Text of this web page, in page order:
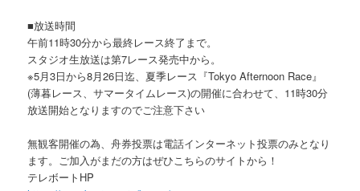
■放送時間
午前11時30分から最終レース終了まで。
スタジオ生放送は第7レース発売中から。
※5月3日から8月26日迄、夏季レース『Tokyo Afternoon Race』
(薄暮レース、サマータイムレース)の開催に合わせて、11時30分
放送開始となりますのでご注意下さい
無観客開催の為、舟券投票は電話インターネット投票のみとなり
ます。ご加入がまだの方はぜひこちらのサイトから！
テレボートHP